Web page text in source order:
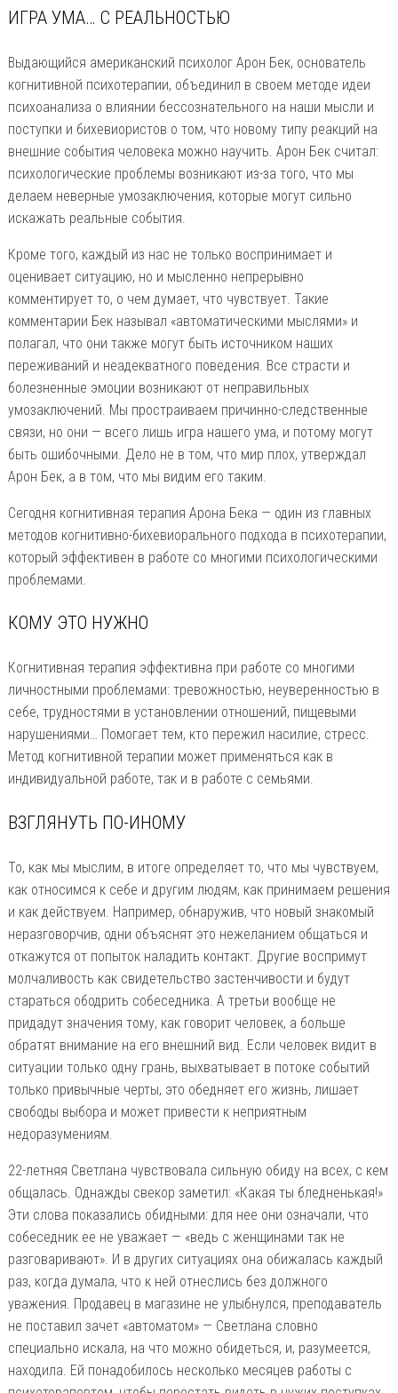
ИГРА УМА… С РЕАЛЬНОСТЬЮ
Выдающийся американский психолог Арон Бек, основатель
когнитивной психотерапии, объединил в своем методе идеи
психоанализа о влиянии бессознательного на наши мысли и
поступки и бихевиористов о том, что новому типу реакций на
внешние события человека можно научить. Арон Бек считал:
психологические проблемы возникают из-за того, что мы
делаем неверные умозаключения, которые могут сильно
искажать реальные события.
Кроме того, каждый из нас не только воспринимает и
оценивает ситуацию, но и мысленно непрерывно
комментирует то, о чем думает, что чувствует. Такие
комментарии Бек называл «автоматическими мыслями» и
полагал, что они также могут быть источником наших
переживаний и неадекватного поведения. Все страсти и
болезненные эмоции возникают от неправильных
умозаключений. Мы простраиваем причинно-следственные
связи, но они — всего лишь игра нашего ума, и потому могут
быть ошибочными. Дело не в том, что мир плох, утверждал
Арон Бек, а в том, что мы видим его таким.
Сегодня когнитивная терапия Арона Бека — один из главных
методов когнитивно-бихевиорального подхода в психотерапии,
который эффективен в работе со многими психологическими
проблемами.
КОМУ ЭТО НУЖНО
Когнитивная терапия эффективна при работе со многими
личностными проблемами: тревожностью, неуверенностью в
себе, трудностями в установлении отношений, пищевыми
нарушениями… Помогает тем, кто пережил насилие, стресс.
Метод когнитивной терапии может применяться как в
индивидуальной работе, так и в работе с семьями.
ВЗГЛЯНУТЬ ПО-ИНОМУ
То, как мы мыслим, в итоге определяет то, что мы чувствуем,
как относимся к себе и другим людям, как принимаем решения
и как действуем. Например, обнаружив, что новый знакомый
неразговорчив, одни объяснят это нежеланием общаться и
откажутся от попыток наладить контакт. Другие воспримут
молчаливость как свидетельство застенчивости и будут
стараться ободрить собеседника. А третьи вообще не
придадут значения тому, как говорит человек, а больше
обратят внимание на его внешний вид. Если человек видит в
ситуации только одну грань, выхватывает в потоке событий
только привычные черты, это обедняет его жизнь, лишает
свободы выбора и может привести к неприятным
недоразумениям.
22-летняя Светлана чувствовала сильную обиду на всех, с кем
общалась. Однажды свекор заметил: «Какая ты бледненькая!»
Эти слова показались обидными: для нее они означали, что
собеседник ее не уважает — «ведь с женщинами так не
разговаривают». И в других ситуациях она обижалась каждый
раз, когда думала, что к ней отнеслись без должного
уважения. Продавец в магазине не улыбнулся, преподаватель
не поставил зачет «автоматом» — Светлана словно
специально искала, на что можно обидеться, и, разумеется,
находила. Ей понадобилось несколько месяцев работы с